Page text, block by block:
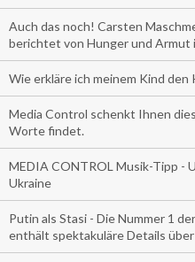
Auch das noch! Carsten
berichtet von Hunger und Armut
Wie erkläre ich meinem Kind den
Media Control schenkt Ihnen
Worte findet.
MEDIA CONTROL Musik-Tipp -
Ukraine
Putin als Stasi - Die Nummer 1
enthält spektakuläre Details